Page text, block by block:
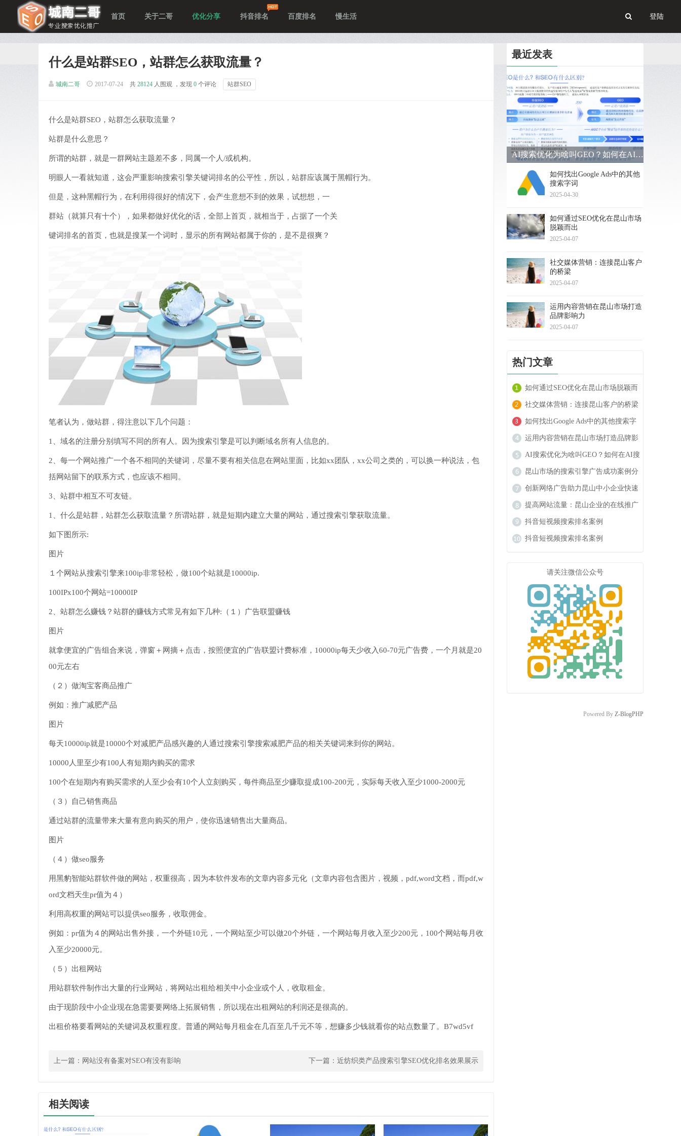
首页 关于二哥 优化分享 抖音排名 百度排名 慢生活 登陆
什么是站群SEO，站群怎么获取流量？
城南二哥 2017-07-24 共 28124 人围观 ，发现 0 个评论 站群SEO
什么是站群SEO，站群怎么获取流量？
站群是什么意思？
所谓的站群，就是一群网站主题差不多，同属一个人/或机构。
明眼人一看就知道，这会严重影响搜索引擎关键词排名的公平性，所以，站群应该属于黑帽行为。
但是，这种黑帽行为，在利用得很好的情况下，会产生意想不到的效果，试想想，一
群站（就算只有十个），如果都做好优化的话，全部上首页，就相当于，占据了一个关
键词排名的首页，也就是搜某一个词时，显示的所有网站都属于你的，是不是很爽？
笔者认为，做站群，得注意以下几个问题：
1、域名的注册分别填写不同的所有人。因为搜索引擎是可以判断域名所有人信息的。
2、每一个网站推广一个各不相同的关键词，尽量不要有相关信息在网站里面，比如xx团队，xx公司之类的，可以换一种说法，包
括网站留下的联系方式，也应该不相同。
3、站群中相互不可友链。
1、什么是站群，站群怎么获取流量？所谓站群，就是短期内建立大量的网站，通过搜索引擎获取流量。
如下图所示:
图片
１个网站从搜索引擎来100ip非常轻松，做100个站就是10000ip.
100IPx100个网站=10000IP
2、站群怎么赚钱？站群的赚钱方式常见有如下几种:（１）广告联盟赚钱
图片
就拿便宜的广告组合来说，弹窗＋网摘＋点击，按照便宜的广告联盟计费标准，10000ip每天少收入60-70元广告费，一个月就是20
00元左右
（２）做淘宝客商品推广
例如：推广减肥产品
图片
每天10000ip就是10000个对减肥产品感兴趣的人通过搜索引擎搜索减肥产品的相关关键词来到你的网站。
10000人里至少有100人有短期内购买的需求
100个在短期内有购买需求的人至少会有10个人立刻购买，每件商品至少赚取提成100-200元，实际每天收入至少1000-2000元
（３）自己销售商品
通过站群的流量带来大量有意向购买的用户，使你迅速销售出大量商品。
图片
（４）做seo服务
用黑豹智能站群软件做的网站，权重很高，因为本软件发布的文章内容多元化（文章内容包含图片，视频，pdf,word文档，而pdf,w
ord文档天生pr值为４）
利用高权重的网站可以提供seo服务，收取佣金。
例如：pr值为４的网站出售外接，一个外链10元，一个网站至少可以做20个外链，一个网站每月收入至少200元，100个网站每月收
入至少20000元。
（５）出租网站
用站群软件制作出大量的行业网站，将网站出租给相关中小企业或个人，收取租金。
由于现阶段中小企业现在急需要要网络上拓展销售，所以现在出租网站的利润还是很高的。
出租价格要看网站的关键词及权重程度。普通的网站每月租金在几百至几千元不等，想赚多少钱就看你的站点数量了。B7wd5vf
上一篇： 网站没有备案对SEO有没有影响 下一篇： 近纺织类产品搜索引擎SEO优化排名效果展示
相关阅读
最近发表
AI搜索优化为啥叫GEO？如何在AI搜索中获得排名？
如何找出Google Ads中的其他
搜索字词
2025-04-30
如何通过SEO优化在昆山市场
脱颖而出
2025-04-07
社交媒体营销：连接昆山客户
的桥梁
2025-04-07
运用内容营销在昆山市场打造
品牌影响力
2025-04-07
热门文章
如何通过SEO优化在昆山市场脱颖而
出
社交媒体营销：连接昆山客户的桥梁
如何找出Google Ads中的其他搜索字
词
运用内容营销在昆山市场打造品牌影
响力
AI搜索优化为啥叫GEO？如何在AI搜
索中获得排名？
昆山市场的搜索引擎广告成功案例分
析
创新网络广告助力昆山中小企业快速
成长
提高网站流量：昆山企业的在线推广
秘籍
抖音短视频搜索排名案例
抖音短视频搜索排名案例
请关注微信公众号
Powered By Z-BlogPHP